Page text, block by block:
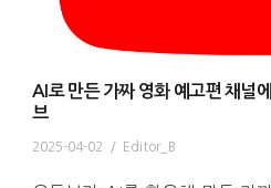
AI로 만든 가짜 영화 예고편 채널
브
2025-04-02 / Editor_B